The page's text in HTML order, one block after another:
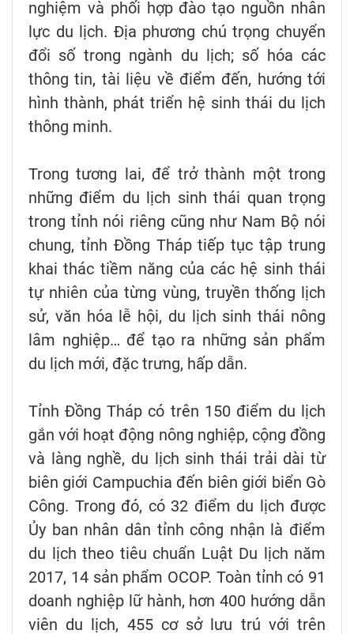
nghiệm và phối hợp đào tạo nguồn nhân
lực du lịch. Địa phương chú trọng chuyển
đổi số trong ngành du lịch; số hóa các
thông tin, tài liệu về điểm đến, hướng tới
hình thành, phát triển hệ sinh thái du lịch
thông minh.
Trong tương lai, để trở thành một trong
những điểm du lịch sinh thái quan trọng
trong tỉnh nói riêng cũng như Nam Bộ nói
chung, tỉnh Đồng Tháp tiếp tục tập trung
khai thác tiềm năng của các hệ sinh thái
tự nhiên của từng vùng, truyền thống lịch
sử, văn hóa lễ hội, du lịch sinh thái nông
lâm nghiệp… để tạo ra những sản phẩm
du lịch mới, đặc trưng, hấp dẫn.
Tỉnh Đồng Tháp có trên 150 điểm du lịch
gắn với hoạt động nông nghiệp, cộng đồng
và làng nghề, du lịch sinh thái trải dài từ
biên giới Campuchia đến biên giới biển Gò
Công. Trong đó, có 32 điểm du lịch được
Ủy ban nhân dân tỉnh công nhận là điểm
du lịch theo tiêu chuẩn Luật Du lịch năm
2017, 14 sản phẩm OCOP. Toàn tỉnh có 91
doanh nghiệp lữ hành, hơn 400 hướng dẫn
viên du lịch, 455 cơ sở lưu trú với trên